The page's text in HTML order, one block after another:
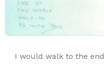
I would walk to the end